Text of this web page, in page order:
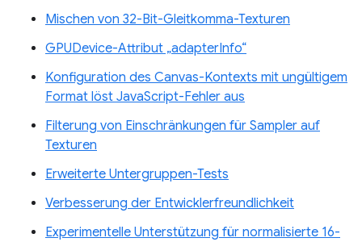
Mischen von 32-Bit-Gleitkomma-Texturen
GPUDevice-Attribut „adapterInfo“
Konfiguration des Canvas-Kontexts mit ungültigem
Format löst JavaScript-Fehler aus
Filterung von Einschränkungen für Sampler auf
Texturen
Erweiterte Untergruppen-Tests
Verbesserung der Entwicklerfreundlichkeit
Experimentelle Unterstützung für normalisierte 16-